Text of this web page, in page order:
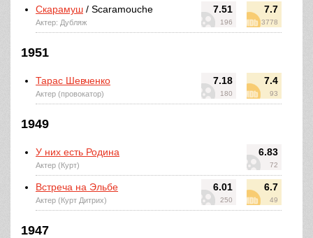
7.51
196
7.7
3778
Скарамуш / Scaramouche
Актер: Дубляж
1951
7.18
180
7.4
93
Тарас Шевченко
Актер (провокатор)
1949
6.83
72
У них есть Родина
Актер (Курт)
6.01
250
6.7
49
Встреча на Эльбе
Актер (Курт Дитрих)
1947